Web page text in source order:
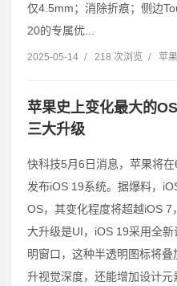
仅4.5mm；消除折痕；侧边
20的专属优...
2025-05-14 / 218 次浏览 / 苹果
苹果史上变化最大的
三大升级
快科技5月6日消息，苹果将
发布iOS 19系统。据爆料，
OS，其变化程度将超越iOS
大升级是UI，iOS 19采用全
明窗口，这种半透明图标将
升视觉深度，还能增加设计